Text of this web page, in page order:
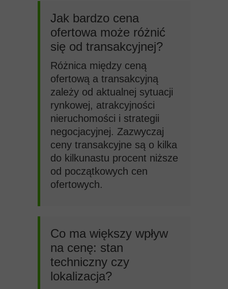
Jak bardzo cena
ofertowa może różnić
się od transakcyjnej?
Różnica między ceną
ofertową a transakcyjną
zależy od aktualnej sytuacji
rynkowej, atrakcyjności
nieruchomości i strategii
negocjacyjnej. Zazwyczaj
ceny transakcyjne są o kilka
do kilkunastu procent niższe
od początkowych cen
ofertowych.
Co ma większy wpływ
na cenę: stan
techniczny czy
lokalizacja?